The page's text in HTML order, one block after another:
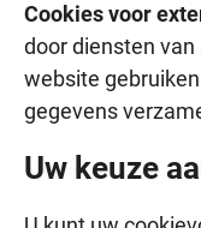
Cookies voor
door diensten
website
gegevens
Uw keuze